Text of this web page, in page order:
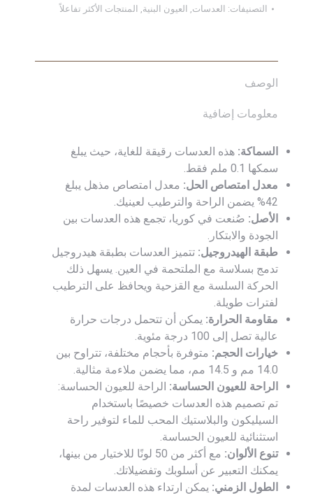
التصنيفات: العدسات, العيون البنية, المنتجات الأكثر تفاعلاً
الوصف
معلومات إضافية
السماكة: هذه العدسات رقيقة للغاية، حيث يبلغ
سمكها 0.1 ملم فقط.
معدل امتصاص الحل: معدل امتصاص مذهل يبلغ
42% يضمن الراحة والترطيب لعينيك.
الأصل: صُنعت في كوريا، تجمع هذه العدسات بين
الجودة والابتكار.
طبقة الهيدروجيل: تتميز العدسات بطبقة هيدروجيل
تدمج بسلاسة مع الملتحمة في العين. يسهل ذلك
الحركة السلسة مع القزحية ويحافظ على الترطيب
لفترات طويلة.
مقاومة الحرارة: يمكن أن تتحمل درجات حرارة
عالية تصل إلى 100 درجة مئوية.
خيارات الحجم: متوفرة بأحجام مختلفة، تتراوح بين
14.0 مم و 14.5 مم، مما يضمن ملاءمة مثالية.
الراحة للعيون الحساسة: الراحة للعيون الحساسة:
تم تصميم هذه العدسات خصيصًا باستخدام
السيليكون والبلاستيك المحب للماء لتوفير راحة
استثنائية للعيون الحساسة.
تنوع الألوان:
مع أكثر من 50 لونًا للاختيار من بينها،
يمكنك التعبير عن أسلوبك وتفضيلاتك.
الطول الزمني: يمكن ارتداء هذه العدسات لمدة